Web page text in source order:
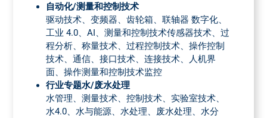
自动化/测量和控制技术
驱动技术、变频器、齿轮箱、联轴器 数字化、
工业 4.0、AI、测量和控制技术传感器技术、过
程分析、称量技术、过程控制技术、操作控制
技术、通信、接口技术、连接技术、人机界
面、操作测量和控制技术监控
行业专题水/废水处理
水管理、测量技术、控制技术、实验室技术、
水4.0、水与能源、水处理、废水处理、水分